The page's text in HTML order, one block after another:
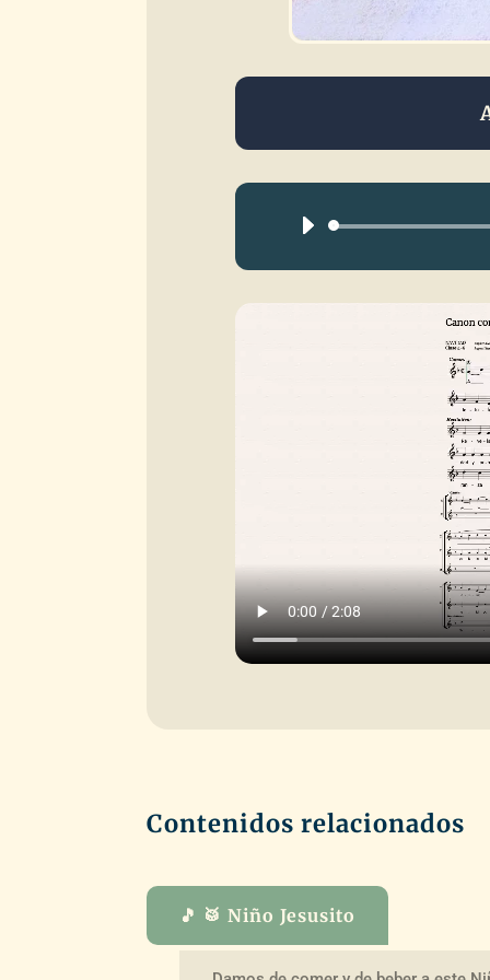
Contenidos relacionados
🎵 🥁 Niño Jesusito